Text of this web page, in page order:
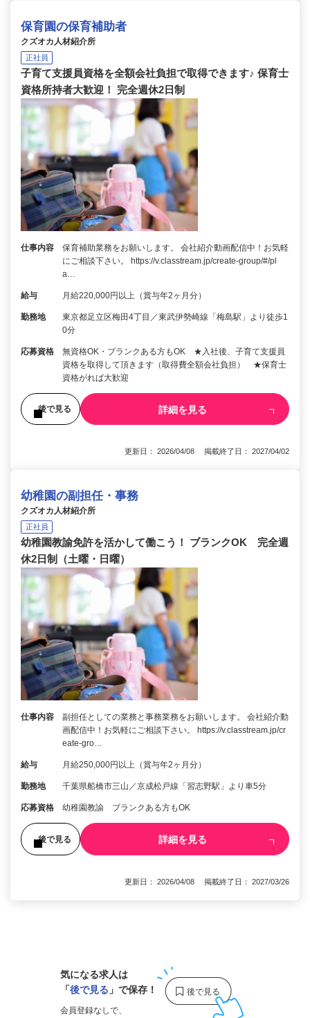
保育園の保育補助者
クズオカ人材紹介所
正社員
子育て支援員資格を全額会社負担で取得できます♪ 保育士
資格所持者大歓迎！ 完全週休2日制
仕事内容
保育補助業務をお願いします。 会社紹介動画配信中！お気軽
にご相談下さい。 https://v.classtream.jp/create-group/#/pl
a…
給与 月給220,000円以上（賞与年2ヶ月分）
勤務地
東京都足立区梅田4丁目／東武伊勢崎線「梅島駅」より徒歩1
0分
応募資格
無資格OK・ブランクある方もOK ★入社後、子育て支援員
資格を取得して頂きます（取得費全額会社負担） ★保育士
資格がれば大歓迎
後で見る 詳細を見る
更新日： 2026/04/08 掲載終了日： 2027/04/02
幼稚園の副担任・事務
クズオカ人材紹介所
正社員
幼稚園教諭免許を活かして働こう！ ブランクOK 完全週
休2日制（土曜・日曜）
仕事内容
副担任としての業務と事務業務をお願いします。 会社紹介動
画配信中！お気軽にご相談下さい。 https://v.classtream.jp/cr
eate-gro…
給与 月給250,000円以上（賞与年2ヶ月分）
勤務地 千葉県船橋市三山／京成松戸線「習志野駅」より車5分
応募資格 幼稚園教諭 ブランクある方もOK
後で見る 詳細を見る
更新日： 2026/04/08 掲載終了日： 2027/03/26
気になる求人は
「後で見る 」で保存！
会員登録なしで、